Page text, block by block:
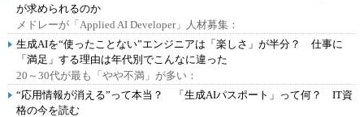
が求められるのか
メドレーが「Applied AI Developer」人材募集：
生成AIを“使ったことない”エンジニアは「楽しさ」が半分？ 仕事に
「満足」する理由は年代別でこんなに違った
20～30代が最も「やや不満」が多い：
“応用情報が消える”って本当？ 「生成AIパスポート」って何？ IT資
格の今を読む